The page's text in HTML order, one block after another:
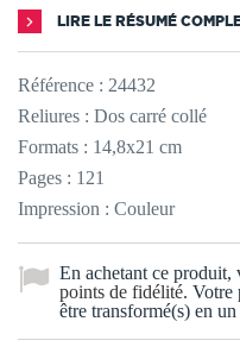
LIRE LE RÉSUMÉ
Référence : 24432
Reliures : Dos carré collé
Formats : 14,8x21 cm
Pages : 121
Impression : Couleur
En achetant ce produit,
points de fidélité. Votre
être transformé(s) en